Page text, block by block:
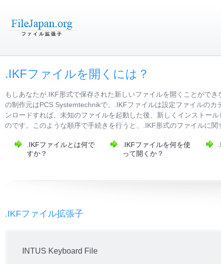
.IKFファイルを開くには？
もしあなたが.IKF形式で保存された新しいファイルを開くことがで
の制作元はPCS Systemtechnikで、.IKFファイルは設定ファイルの
ンロードすれば、未知のファイルを起動した後、新しくインストー
のです。このような順序で手続きを行うと、.IKF形式のファイルに
.IKFファイルとは何で
すか？
.IKFファイルを何を使
って開くか？
.IKFファイル拡張子
INTUS Keyboard File